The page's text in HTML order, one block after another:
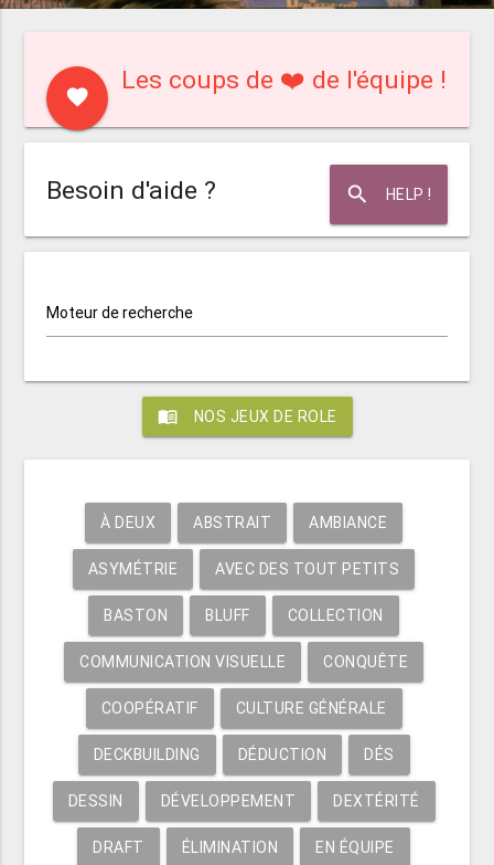
favorite
Les coups de ❤️ de l'équipe !
search HELP !
Besoin d'aide ?
Moteur de recherche
menu_book NOS JEUX DE ROLE
À DEUX ABSTRAIT AMBIANCE
ASYMÉTRIE AVEC DES TOUT PETITS
BASTON BLUFF COLLECTION
COMMUNICATION VISUELLE CONQUÊTE
COOPÉRATIF CULTURE GÉNÉRALE
DECKBUILDING DÉDUCTION DÉS
DESSIN DÉVELOPPEMENT DEXTÉRITÉ
DRAFT ÉLIMINATION EN ÉQUIPE